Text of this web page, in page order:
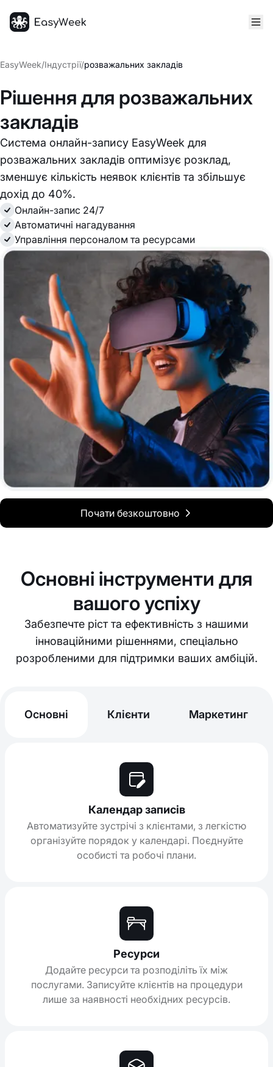
EasyWeek/Індустрії/розважальних закладів
Рішення для розважальних
закладів
Система онлайн-запису EasyWeek для
розважальних закладів оптимізує розклад,
зменшує кількість неявок клієнтів та збільшує
дохід до 40%.
Онлайн-запис 24/7
Автоматичні нагадування
Управління персоналом та ресурсами
Почати безкоштовно
Основні інструменти для
вашого успіху
Забезпечте ріст та ефективність з нашими
інноваційними рішеннями, спеціально
розробленими для підтримки ваших амбіцій.
Основні Клієнти Маркетинг
Календар записів
Автоматизуйте зустрічі з клієнтами, з легкістю
організуйте порядок у календарі. Поєднуйте
особисті та робочі плани.
Ресурси
Додайте ресурси та розподіліть їх між
послугами. Записуйте клієнтів на процедури
лише за наявності необхідних ресурсів.